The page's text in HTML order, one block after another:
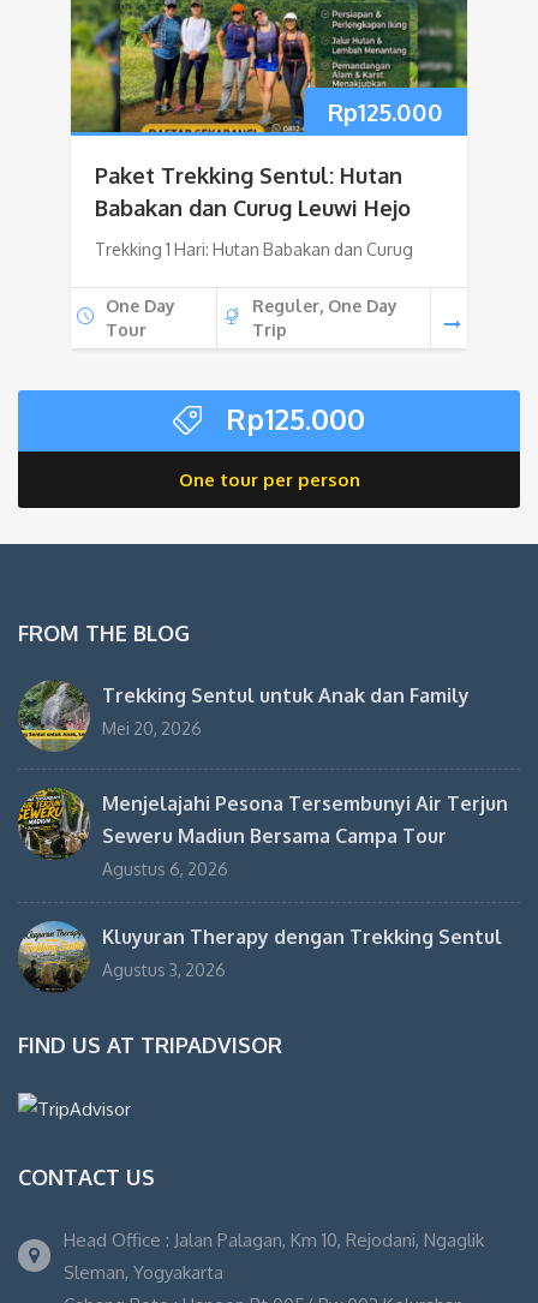
Rp125.000
Paket Trekking Sentul: Hutan
Babakan dan Curug Leuwi Hejo
Trekking 1 Hari: Hutan Babakan dan Curug
One Day
Tour
Reguler, One Day
Trip
Rp125.000
One tour per person
FROM THE BLOG
Trekking Sentul untuk Anak dan Family
Mei 20, 2026
Menjelajahi Pesona Tersembunyi Air Terjun
Seweru Madiun Bersama Campa Tour
Agustus 6, 2026
Kluyuran Therapy dengan Trekking Sentul
Agustus 3, 2026
FIND US AT TRIPADVISOR
CONTACT US
Head Office : Jalan Palagan, Km 10, Rejodani, Ngaglik
Sleman, Yogyakarta